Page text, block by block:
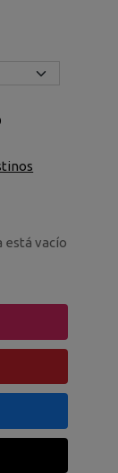
está vacío